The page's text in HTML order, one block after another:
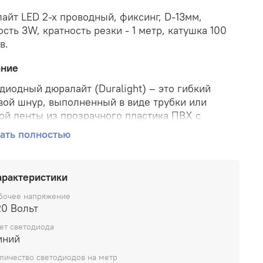
LED 2-х проводный, фиксинг, D-13мм,
3W, кратность резки - 1 метр, катушка 100
дюралайт (Duralight) – это гибкий
шнур, выполненный в виде трубки или
ленты из прозрачного пластика ПВХ с
(залитой) в него цепочкой
В зависимости от типа дюралайта
в качестве основы материала ПВХ
всей конструкции необходимую
гибкость и высокую
дни наиболее популярны следующие два вида
полностью
напряжение
Вольт
светодиода
светодиодов на метр